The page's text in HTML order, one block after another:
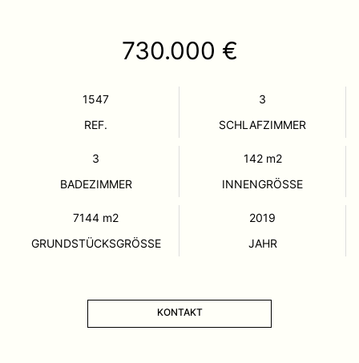
730.000 €
1547
REF.
3
SCHLAFZIMMER
3
BADEZIMMER
142 m2
INNENGRÖSSE
7144 m2
GRUNDSTÜCKSGRÖSSE
2019
JAHR
KONTAKT